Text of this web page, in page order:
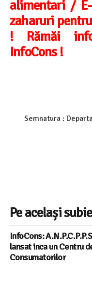
alimentari /
zaharuri
! Rămăi
InfoCons !
Semnatura :
Pe același
InfoCons:
lansat inca un Centru
Consumatorilor